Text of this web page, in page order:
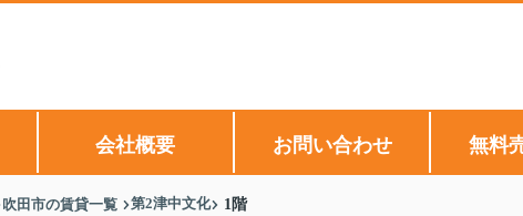
会社概要 お問い合わせ 無料
吹田市の賃貸一覧 第2津中文化 1階